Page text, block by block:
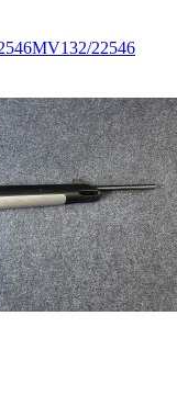
22546